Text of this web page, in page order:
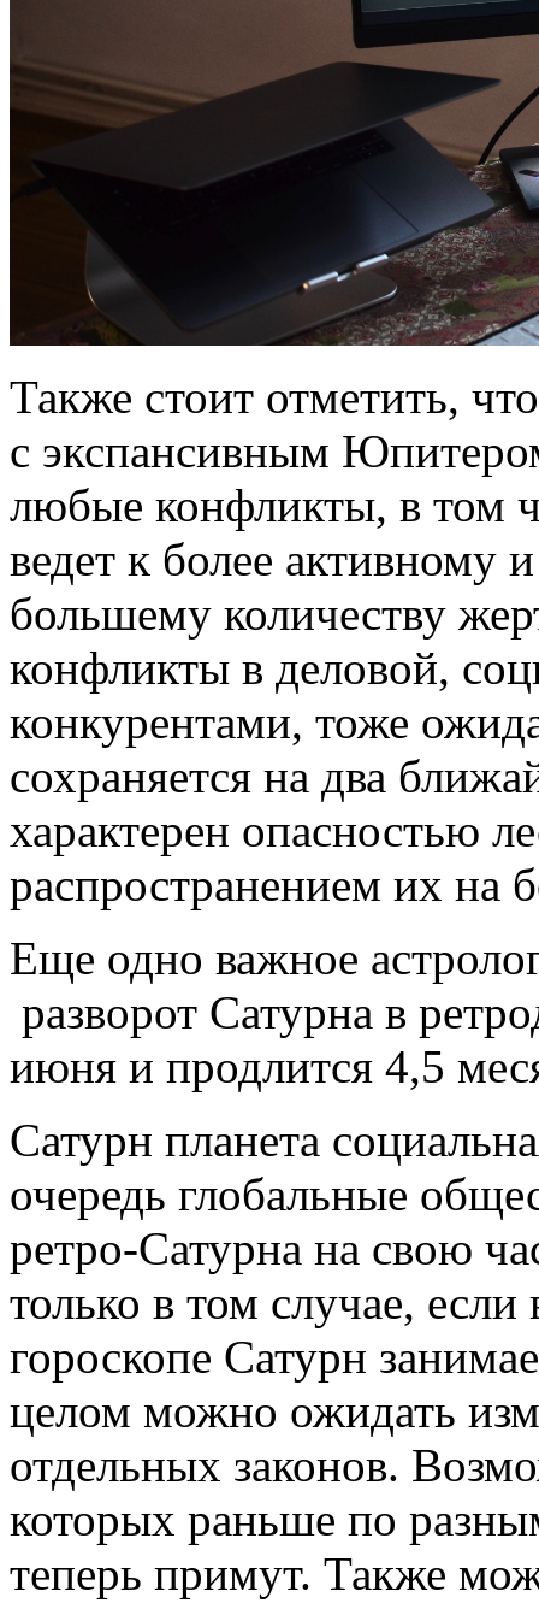
Также стоит отметить,
с экспансивным
любые конфликты, в том
ведет к более активному
большему количеству
конфликты в деловой,
конкурентами, тоже
сохраняется на два
характерен опасностью
распространением их на
Еще одно важное
разворот Сатурна в
июня и продлится 4,5
Сатурн планета
очередь глобальные
ретро-Сатурна на свою
только в том случае,
гороскопе Сатурн
целом можно ожидать
отдельных законов.
которых раньше по
теперь примут. Также